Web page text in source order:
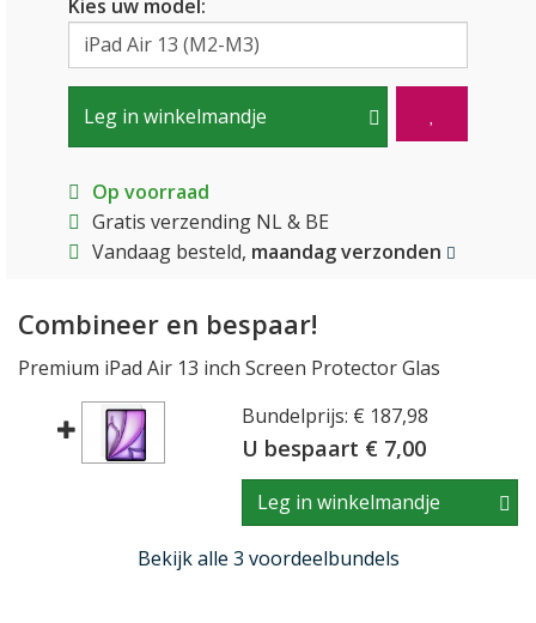
Kies uw model:
Leg in winkelmandje
Op voorraad
Gratis verzending NL & BE
Vandaag besteld, maandag verzonden
Combineer en bespaar!
Premium iPad Air 13 inch Screen Protector Glas
Bundelprijs: € 187,98
U bespaart € 7,00
Leg in winkelmandje
Bekijk alle 3 voordeelbundels